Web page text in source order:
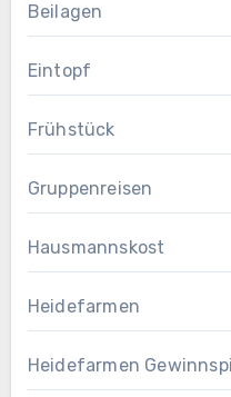
Beilagen
Eintopf
Frühstück
Gruppenreisen
Hausmannskost
Heidefarmen
Heidefarmen